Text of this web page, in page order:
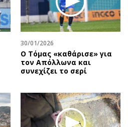
Προσφορές
Προσωπικότητες στην ''Κ''
Επιστολές
30/01/2026
Ο Τόμας «καθάρισε» για
τον Απόλλωνα και
συνεχίζει το σερί